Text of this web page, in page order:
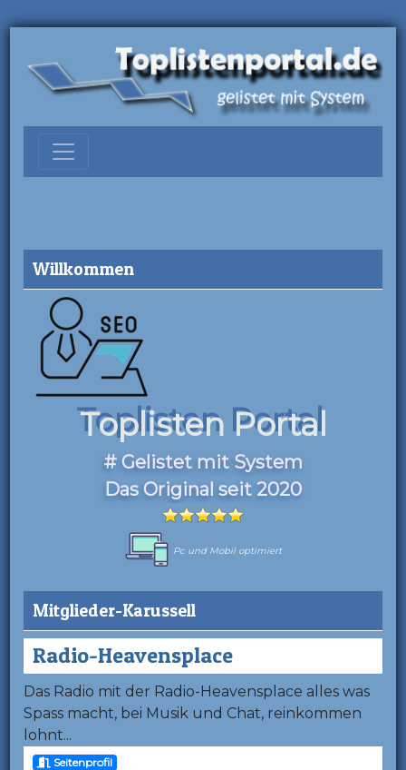
Willkommen
Toplisten Portal
# Gelistet mit System
Das Original seit 2020
Pc und Mobil optimiert
Mitglieder-Karussell
Radio-Heavensplace
Das Radio mit der Radio-Heavensplace alles was
Spass macht, bei Musik und Chat, reinkommen
lohnt...
Seitenprofil